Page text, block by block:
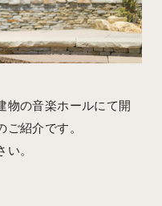
会社概要
物の音楽ホールにて開
紹介です。
。